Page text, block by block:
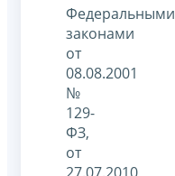
Федеральными
законами
от
08.08.2001
№
129-
ФЗ,
от